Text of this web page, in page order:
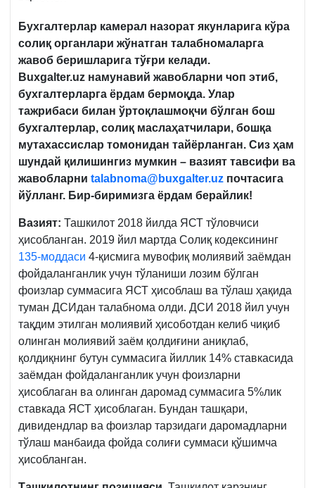
Бухгалтерлар камерал назорат якунларига кўра
солиқ органлари жўнатган талабномаларга
жавоб беришларига тўғри келади.
Buxgalter.uz намунавий жавобларни чоп этиб,
бухгалтерларга ёрдам бермоқда. Улар
тажрибаси билан ўртоқлашмоқчи бўлган бош
бухгалтерлар, солиқ маслаҳатчилари, бошқа
мутахассислар томонидан тайёрланган. Сиз ҳам
шундай қилишингиз мумкин – вазият тавсифи ва
жавобларни talabnoma@buxgalter.uz почтасига
йўлланг. Бир-биримизга ёрдам берайлик!
Вазият: Ташкилот 2018 йилда ЯСТ тўловчиси
ҳисобланган. 2019 йил мартда Солиқ кодексининг
135-моддаси 4-қисмига мувофиқ молиявий заёмдан
фойдаланганлик учун тўланиши лозим бўлган
фоизлар суммасига ЯСТ ҳисоблаш ва тўлаш ҳақида
туман ДСИдан талабнома олди. ДСИ 2018 йил учун
тақдим этилган молиявий ҳисоботдан келиб чиқиб
олинган молиявий заём қолдиғини аниқлаб,
қолдиқнинг бутун суммасига йиллик 14% ставкасида
заёмдан фойдаланганлик учун фоизларни
ҳисоблаган ва олинган даромад суммасига 5%лик
ставкада ЯСТ ҳисоблаган. Бундан ташқари,
дивидендлар ва фоизлар тарзидаги даромадларни
тўлаш манбаида фойда солиғи суммаси қўшимча
ҳисобланган.